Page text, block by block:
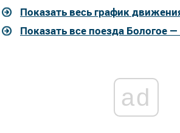
Показать весь график
Показать все поезда Бологое
ad